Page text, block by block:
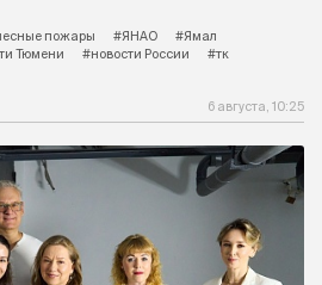
пожары #ЯНАО
#Ямал
Тюмени #новости России #тк
6 августа, 10:25